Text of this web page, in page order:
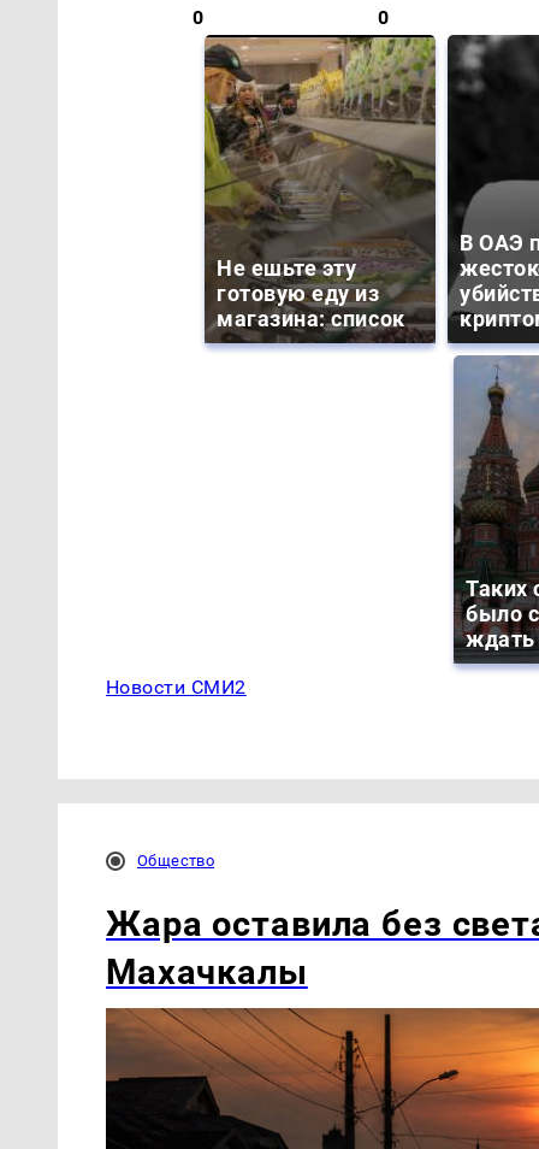
0 0
Не ешьте эту
готовую еду из
магазина: список
В ОАЭ
Таких
было
ждать
Новости СМИ2
Общество
Жара оставила без
Махачкалы